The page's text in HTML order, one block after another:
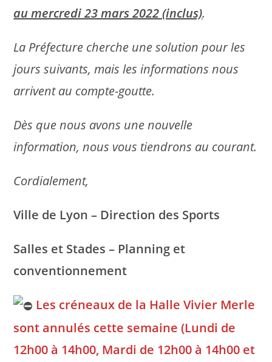
au mercredi 23 mars 2022 (inclus).
La Préfecture cherche une solution pour les
jours suivants, mais les informations nous
arrivent au compte-goutte.
Dès que nous avons une nouvelle
information, nous vous tiendrons au courant.
Cordialement,
Ville de Lyon – Direction des Sports
Salles et Stades – Planning et
conventionnement
Les créneaux de la Halle Vivier Merle
sont annulés cette semaine (Lundi de
12h00 à 14h00, Mardi de 12h00 à 14h00 et